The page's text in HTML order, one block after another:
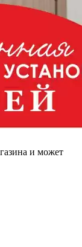
и может